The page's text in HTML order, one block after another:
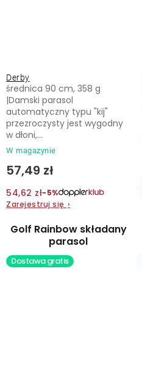
Derby
W magazynie
57,49 zł
54,62 zł−5%
Zarejestruj się ›
średnica 90 cm, 358 g
|Damski parasol
automatyczny typu "kij"
przezroczysty jest wygodny
w dłoni,...
Golf Rainbow składany
parasol
Dostawa gratis